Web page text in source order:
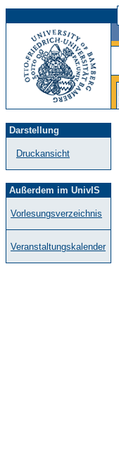
Darstellung
Druckansicht
Außerdem im UnivIS
Vorlesungsverzeichnis
Veranstaltungskalender